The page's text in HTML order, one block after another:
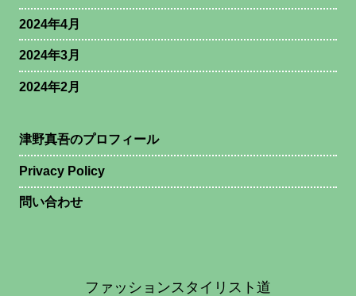
2024年4月
2024年3月
2024年2月
津野真吾のプロフィール
Privacy Policy
問い合わせ
ファッションスタイリスト道